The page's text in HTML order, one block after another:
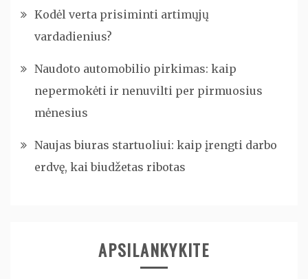
Kodėl verta prisiminti artimųjų
vardadienius?
Naudoto automobilio pirkimas: kaip
nepermokėti ir nenuvilti per pirmuosius
mėnesius
Naujas biuras startuoliui: kaip įrengti darbo
erdvę, kai biudžetas ribotas
APSILANKYKITE